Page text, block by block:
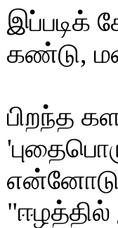
இப்படிக்
கண்டு,
பிறந்த
என்னோடு